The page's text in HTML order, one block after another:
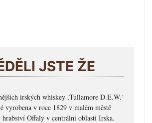
JSTE ŽE
irských whiskey ,Tullamore D.E.W.‘
vyrobena v roce 1829 v malém městě
Offaly v centrální oblasti Irska.